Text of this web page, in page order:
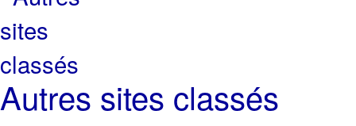
Autres sites classés